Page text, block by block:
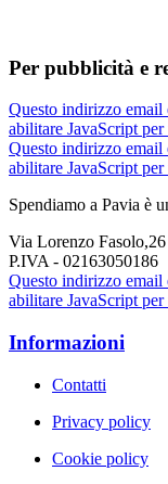
Per pubblicità e
Questo indirizzo email
abilitare JavaScript per
Questo indirizzo email
abilitare JavaScript per
Spendiamo a Pavia è
Via Lorenzo
P.IVA - 02163050186
Questo indirizzo email
abilitare JavaScript per
Informazioni
Contatti
Privacy policy
Cookie policy